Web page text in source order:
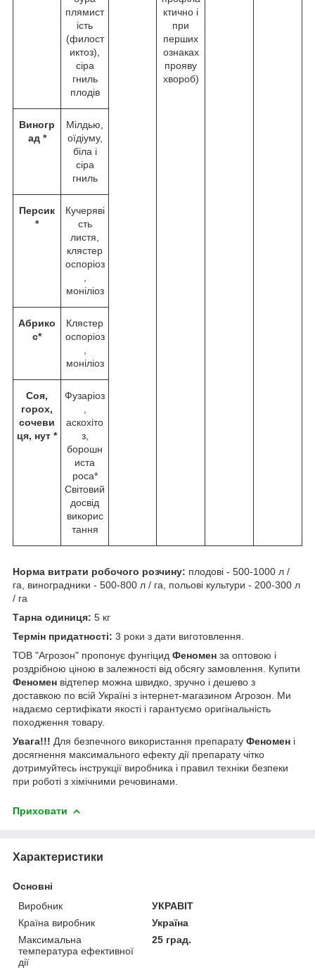
плямист
ість
(филост
иктоз),
сіра
гниль
плодів
ктично і
при
перших
ознаках
прояву
хвороб)
Виногр
ад *
Мілдью,
оїдіуму,
біла і
сіра
гниль
Персик
*
Кучеряві
сть
листя,
клястер
оспоріоз
моніліоз
Абрико
с*
Клястер
оспоріоз
моніліоз
Соя,
горох,
сочеви
ця, нут *
Фузаріоз
аскохіто
з,
борошн
иста
роса*
Світовий
досвід
викорис
тання
Норма витрати робочого розчину: плодові - 500-1000 л /
га, виноградники - 500-800 л / га, польові культури - 200-300 л
/ га
Тарна одиниця: 5 кг
Термін придатності: 3 роки з дати виготовлення.
ТОВ "Агрозон" пропонує фунгіцид Феномен за оптовою і
роздрібною ціною в залежності від обсягу замовлення. Купити
Феномен відтепер можна швидко, зручно і дешево з
доставкою по всій Україні з інтернет-магазином Агрозон. Ми
надаємо сертифікати якості і гарантуємо оригінальність
походження товару.
Увага!!! Для безпечного використання препарату Феномен і
досягнення максимального ефекту дії препарату чітко
дотримуйтесь інструкції виробника і правил техніки безпеки
при роботі з хімічними речовинами.
Приховати
Характеристики
Основні
Виробник
УКРАВІТ
Країна виробник
Україна
Максимальна
температура ефективної
дії
25 град.